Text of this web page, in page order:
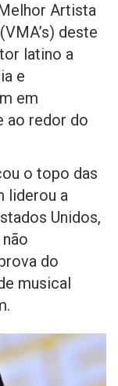
Artista
deste
latino a
e
em
ao redor do
o topo das
liderou a
Unidos,
do
musical